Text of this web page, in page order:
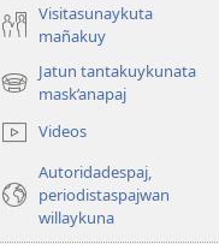
Visitasunaykuta
mañakuy
Jatun tantakuykunata
mask’anapaj
(opens
window)Videos
Autoridadespaj,
periodistaspajwan
willaykuna